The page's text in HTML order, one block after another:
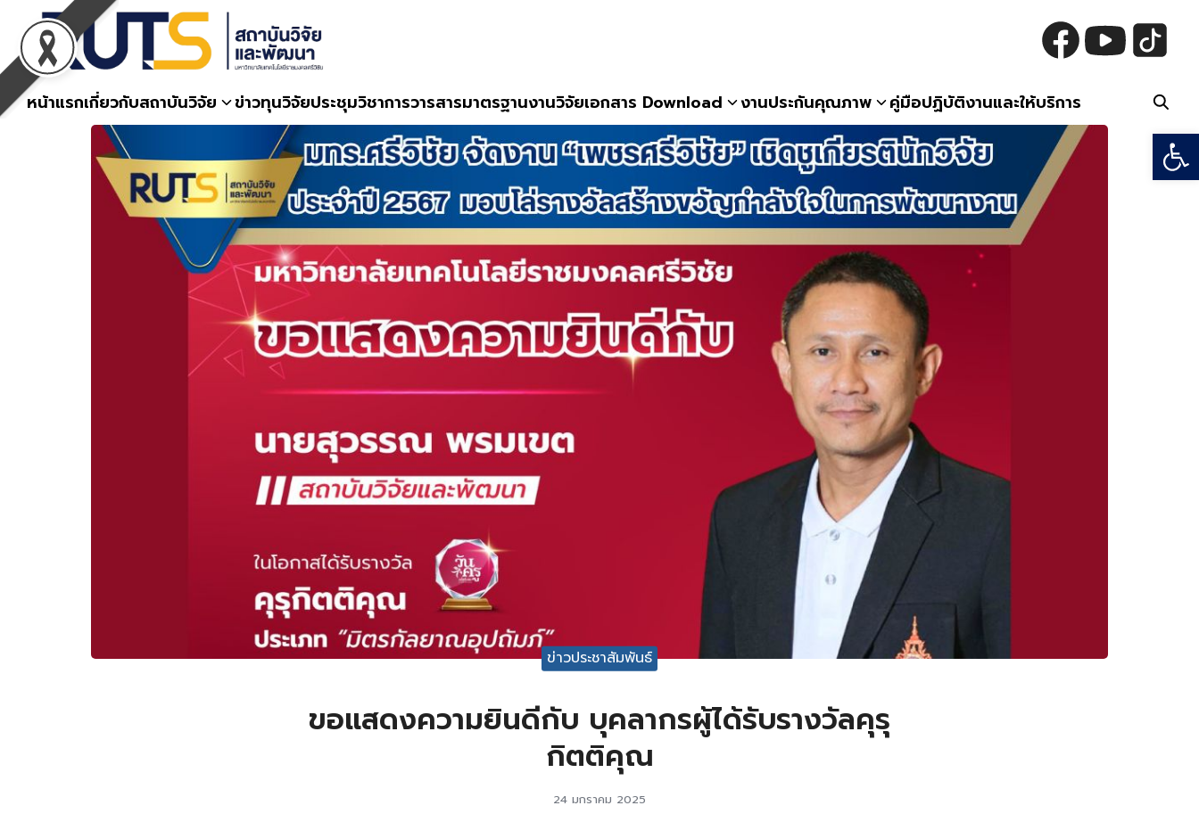
content
หน้าแรกเกี่ยวกับสถาบันวิจัย ข่าวทุนวิจัยประชุมวิชาการวารสารมาตรฐานงานวิจัยเอกสาร Download งานประกันคุณภาพ คู่มือปฏิบัติงานและให้บริการ
Search
for:
ข่าวประชาสัมพันธ์
ขอแสดงความยินดีกับ บุคลากรผู้ได้รับรางวัลคุรุ
กิตติคุณ
24 มกราคม 2025